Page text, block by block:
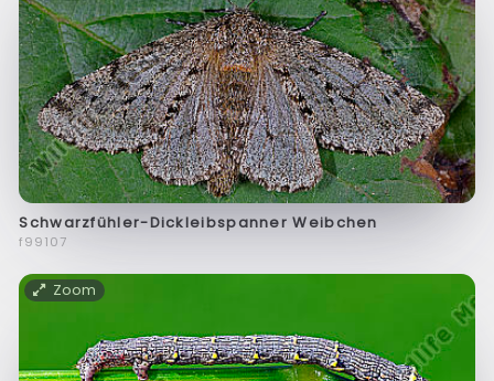
Schwarzfühler-Dickleibspanner Weibchen
f99107
Zoom